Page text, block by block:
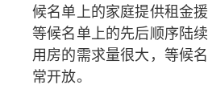
候名单上的家庭提供租金
等候名单上的先后顺序陆
用房的需求量很大，等候
常开放。